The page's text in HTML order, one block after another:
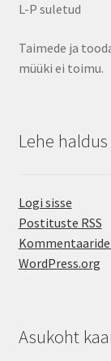
L-P suletud
Taimede ja
müüki ei toimu.
Lehe haldus
Logi sisse
Postituste RSS
Kommentaaride
WordPress.org
Asukoht